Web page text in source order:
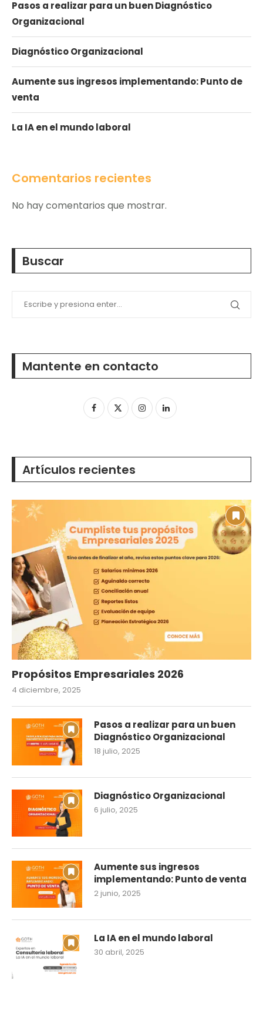
Pasos a realizar para un buen Diagnóstico
Organizacional
Diagnóstico Organizacional
Aumente sus ingresos implementando: Punto de
venta
La IA en el mundo laboral
Comentarios recientes
No hay comentarios que mostrar.
Buscar
Mantente en contacto
Artículos recientes
Propósitos Empresariales 2026
4 diciembre, 2025
Pasos a realizar para un buen
Diagnóstico Organizacional
18 julio, 2025
Diagnóstico Organizacional
6 julio, 2025
Aumente sus ingresos
implementando: Punto de venta
2 junio, 2025
La IA en el mundo laboral
30 abril, 2025